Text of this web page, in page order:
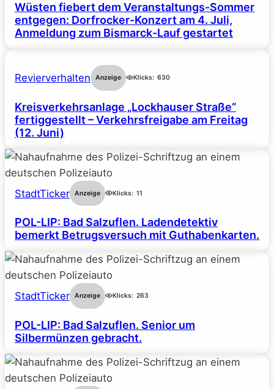
Wüsten fiebert dem Veranstaltungs-Sommer
entgegen: Dorfrocker-Konzert am 4. Juli,
Anmeldung zum Bismarck-Lauf gestartet
Revierverhalten Anzeige Klicks: 630
Kreisverkehrsanlage „Lockhauser Straße“
fertiggestellt – Verkehrsfreigabe am Freitag
(12. Juni)
StadtTicker Anzeige Klicks: 11
POL-LIP: Bad Salzuflen. Ladendetektiv
bemerkt Betrugsversuch mit Guthabenkarten.
StadtTicker Anzeige Klicks: 263
POL-LIP: Bad Salzuflen. Senior um
Silbermünzen gebracht.